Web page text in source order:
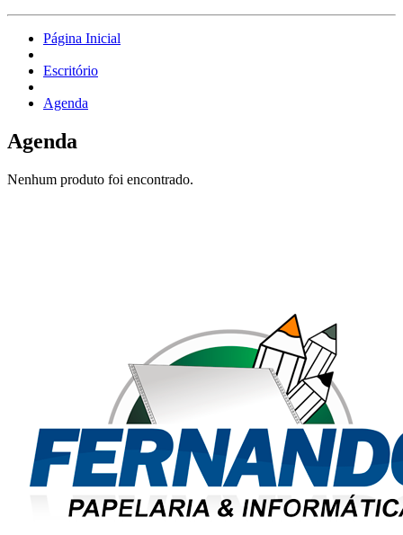
Página Inicial
Escritório
Agenda
Agenda
Nenhum produto foi encontrado.